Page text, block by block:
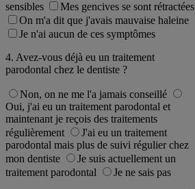
sensibles
Mes gencives se sont rétractées
On m'a dit que j'avais mauvaise haleine
Je n'ai aucun de ces symptômes
4. Avez-vous déjà eu un traitement
parodontal chez le dentiste ?
Non, on ne me l'a jamais conseillé
Oui, j'ai eu un traitement parodontal et
maintenant je reçois des traitements
régulièrement
J'ai eu un traitement
parodontal mais plus de suivi régulier chez
mon dentiste
Je suis actuellement un
traitement parodontal
Je ne sais pas